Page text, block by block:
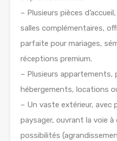
– Plusieurs pièces
salles complémentaires,
parfaite pour mariages,
réceptions premium.
– Plusieurs
hébergements, locations
– Un vaste extérieur, avec
paysager, ouvrant la voie à
possibilités